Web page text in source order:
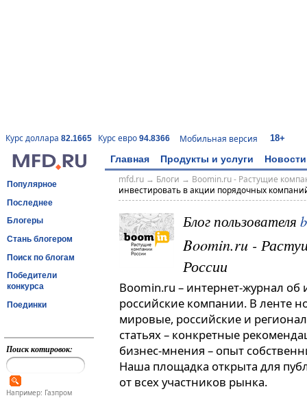
Курс доллара 82.1665 Курс евро 94.8366 Мобильная версия 18+
Главная Продукты и услуги Новости
Популярное
Последнее
Блогеры
Стань блогером
Поиск по блогам
Победители
конкурса
Поединки
Поиск котировок:
Например: Газпром
mfd.ru→ Блоги → Boomin.ru - Растущие
инвестировать в акции порядочных
Блог пользователя
Boomin.ru -
России
Boomin.ru – интернет-журнал об
российские компании. В ленте
мировые, российские и
статьях – конкретные
бизнес-мнения – опыт
Наша площадка открыта для
от всех участников рынка.